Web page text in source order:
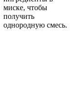
миске, чтобы
получить
однородную смесь.